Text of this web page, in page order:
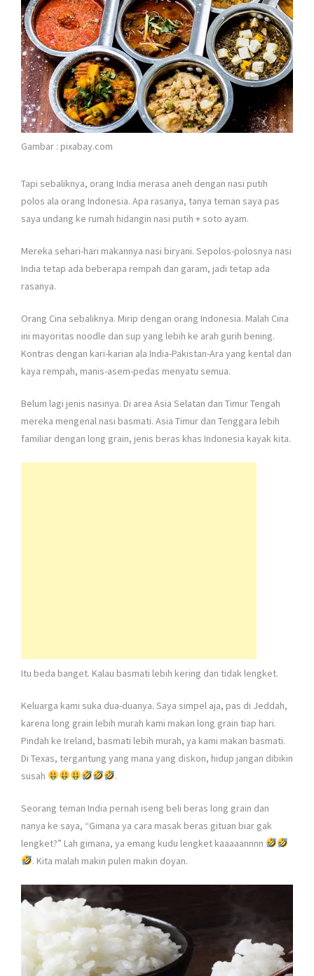
Gambar : pixabay.com
Tapi sebaliknya, orang India merasa aneh dengan nasi putih
polos ala orang Indonesia. Apa rasanya, tanya teman saya pas
saya undang ke rumah hidangin nasi putih + soto ayam.
Mereka sehari-hari makannya nasi biryani. Sepolos-polosnya nasi
India tetap ada beberapa rempah dan garam, jadi tetap ada
rasanya.
Orang Cina sebaliknya. Mirip dengan orang Indonesia. Malah Cina
ini mayoritas noodle dan sup yang lebih ke arah gurih bening.
Kontras dengan kari-karian ala India-Pakistan-Ara yang kental dan
kaya rempah, manis-asem-pedas menyatu semua.
Belum lagi jenis nasinya. Di area Asia Selatan dan Timur Tengah
mereka mengenal nasi basmati. Asia Timur dan Tenggara lebih
familiar dengan long grain, jenis beras khas Indonesia kayak kita.
Itu beda banget. Kalau basmati lebih kering dan tidak lengket.
Keluarga kami suka dua-duanya. Saya simpel aja, pas di Jeddah,
karena long grain lebih murah kami makan long grain tiap hari.
Pindah ke Ireland, basmati lebih murah, ya kami makan basmati.
Di Texas, tergantung yang mana yang diskon, hidup jangan dibikin
susah
.
Seorang teman India pernah iseng beli beras long grain dan
nanya ke saya, “Gimana ya cara masak beras gituan biar gak
lengket?” Lah gimana, ya emang kudu lengket kaaaaannnn
. Kita malah makin pulen makin doyan.